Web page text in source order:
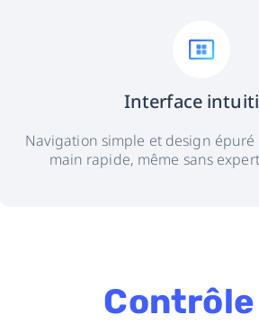
Interface
Navigation simple et design
main rapide, même sans